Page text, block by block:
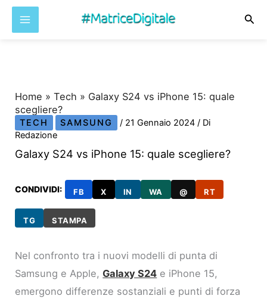
Home »Tech » Galaxy S24 vs iPhone 15: quale
scegliere?
TECH SAMSUNG / 21 Gennaio 2024/ Di
Redazione
Galaxy S24 vs iPhone 15: quale scegliere?
CONDIVIDI: FB X IN WA @ RT
TG STAMPA
Nel confronto tra i nuovi modelli di punta di
Samsung e Apple,Galaxy S24 e iPhone 15,
emergono differenze sostanziali e punti di forza